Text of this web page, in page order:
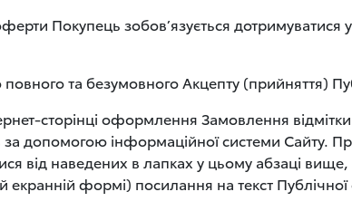
Покупець зобов’язується дотримуватися
та безумовного Акцепту (прийняття)
сторінці оформлення Замовлення
допомогою інформаційної системи Сайту.
від наведених в лапках у цьому абзаці
екранній формі) посилання на текст